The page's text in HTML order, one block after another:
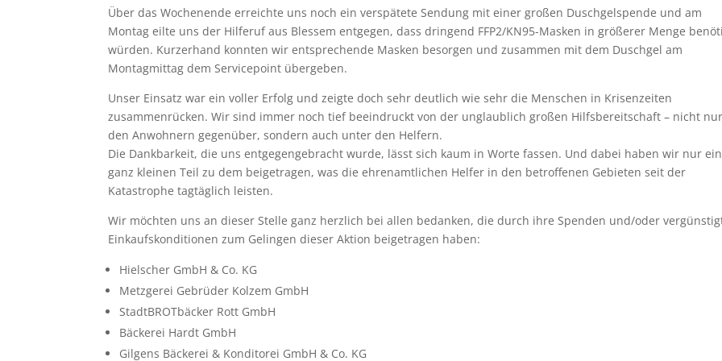
Über das Wochenende erreichte uns noch ein verspätete Sendung mit einer großen Duschgelspende und am
Montag eilte uns der Hilferuf aus Blessem entgegen, dass dringend FFP2/KN95-Masken in größerer Menge
würden. Kurzerhand konnten wir entsprechende Masken besorgen und zusammen mit dem Duschgel am
Montagmittag dem Servicepoint übergeben.
Unser Einsatz war ein voller Erfolg und zeigte doch sehr deutlich wie sehr die Menschen in Krisenzeiten
zusammenrücken. Wir sind immer noch tief beeindruckt von der unglaublich großen Hilfsbereitschaft – nicht nur
den Anwohnern gegenüber, sondern auch unter den Helfern.
Die Dankbarkeit, die uns entgegengebracht wurde, lässt sich kaum in Worte fassen. Und dabei haben wir nur
ganz kleinen Teil zu dem beigetragen, was die ehrenamtlichen Helfer in den betroffenen Gebieten seit der
Katastrophe tagtäglich leisten.
Wir möchten uns an dieser Stelle ganz herzlich bei allen bedanken, die durch ihre Spenden und/oder
Einkaufskonditionen zum Gelingen dieser Aktion beigetragen haben:
Hielscher GmbH & Co. KG
Metzgerei Gebrüder Kolzem GmbH
StadtBROTbäcker Rott GmbH
Bäckerei Hardt GmbH
Gilgens Bäckerei & Konditorei GmbH & Co. KG